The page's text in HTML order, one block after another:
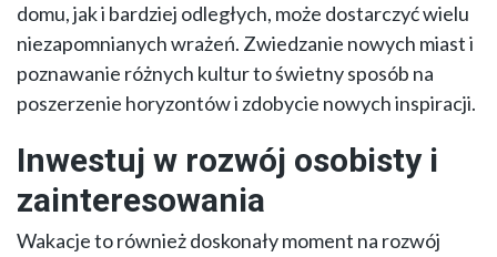
domu, jak i bardziej odległych, może dostarczyć wielu
niezapomnianych wrażeń. Zwiedzanie nowych miast i
poznawanie różnych kultur to świetny sposób na
poszerzenie horyzontów i zdobycie nowych inspiracji.
Inwestuj w rozwój osobisty i
zainteresowania
Wakacje to również doskonały moment na rozwój